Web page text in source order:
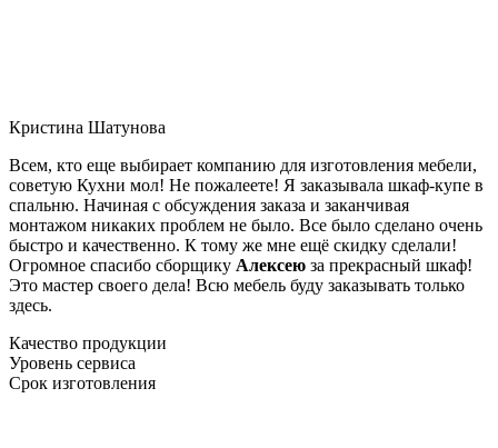
Кристина Шатунова
Всем, кто еще выбирает компанию для изготовления мебели,
советую Кухни мол! Не пожалеете! Я заказывала шкаф-купе в
спальню. Начиная с обсуждения заказа и заканчивая
монтажом никаких проблем не было. Все было сделано очень
быстро и качественно. К тому же мне ещё скидку сделали!
Огромное спасибо сборщику Алексею за прекрасный шкаф!
Это мастер своего дела! Всю мебель буду заказывать только
здесь.
Качество продукции
Уровень сервиса
Срок изготовления